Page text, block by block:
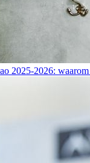
2025-2026: